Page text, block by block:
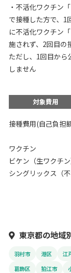
・不活化ワクチン
で接種した方で、1
に不活化ワクチン
施されず、2回目の
ただし、1回目から
しません
対象費用
接種費用(自己負担額
ワクチン
ビケン（生
シングリックス（
東京都の地域
羽村市 港区 江
葛飾区
狛江市